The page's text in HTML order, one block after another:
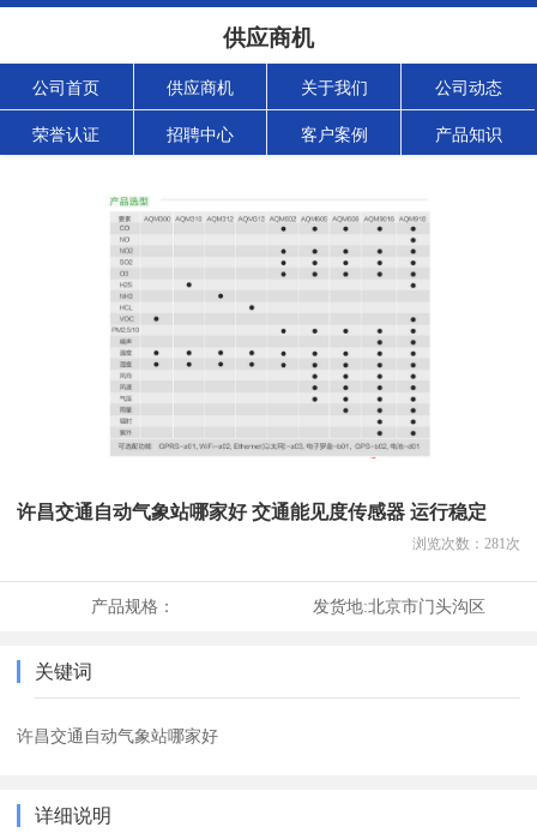
供应商机
公司首页 供应商机 关于我们 公司动态
荣誉认证 招聘中心 客户案例 产品知识
许昌交通自动气象站哪家好 交通能见度传感器 运行稳定
浏览次数： 281次
产品规格： 发货地:北京市门头沟区
关键词
许昌交通自动气象站哪家好
详细说明